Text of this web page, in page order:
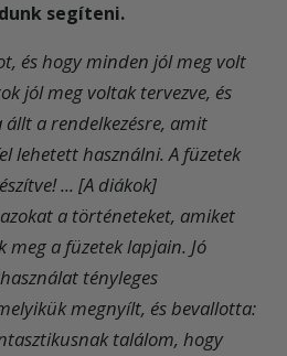
segíteni.
és hogy minden jól meg volt
jól meg voltak tervezve, és
a rendelkezésre, amit
lehetett használni. A füzetek
... [A diákok]
a történeteket, amiket
a füzetek lapjain. Jó
tényleges
megnyílt, és bevallotta:
találom, hogy